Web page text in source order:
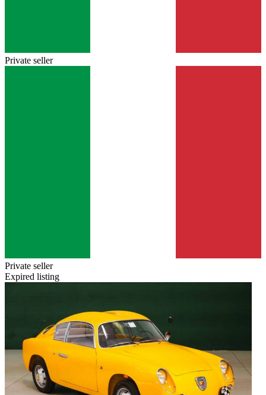
Private seller
Private seller
Expired listing